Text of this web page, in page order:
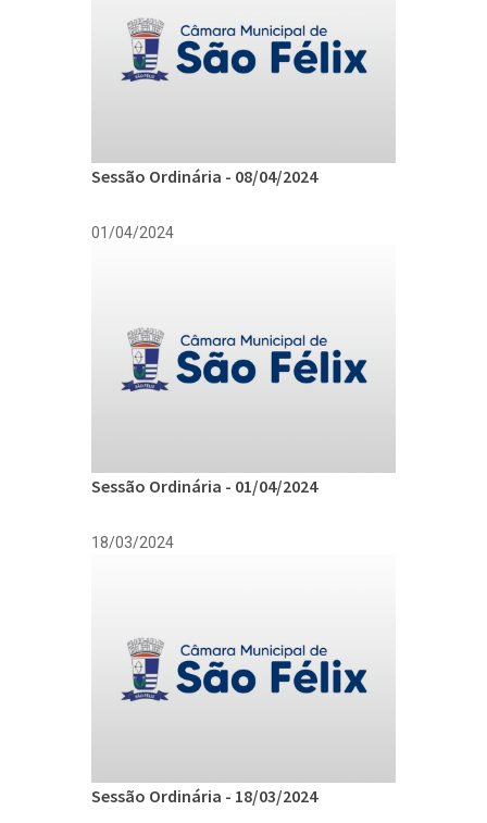
Sessão Ordinária - 08/04/2024
01/04/2024
Sessão Ordinária - 01/04/2024
18/03/2024
Sessão Ordinária - 18/03/2024